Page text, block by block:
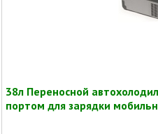
38л Переносной
портом для зарядки